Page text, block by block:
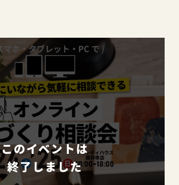
このイベントは
終了しました